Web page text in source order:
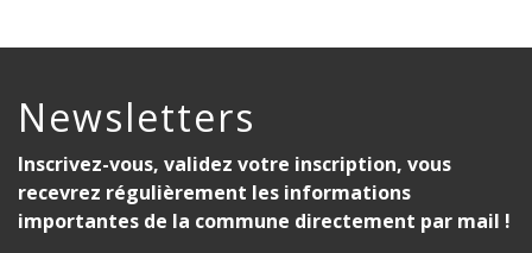
Newsletters
Inscrivez-vous, validez votre inscription, vous
recevrez régulièrement les informations
importantes de la commune directement par mail !